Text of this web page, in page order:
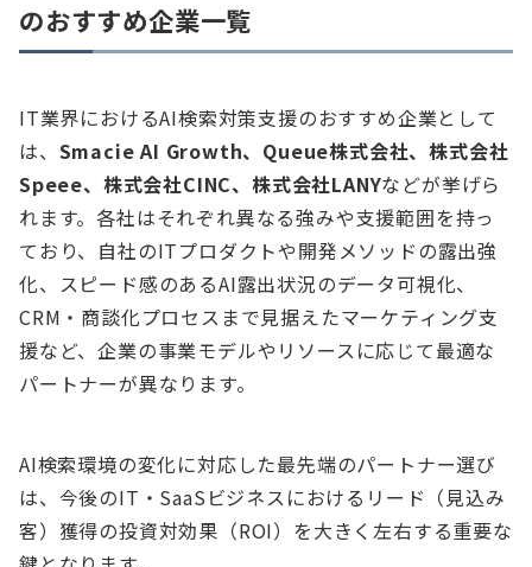
のおすすめ企業一覧
IT業界におけるAI検索対策支援のおすすめ企業として
は、 Smacie AI Growth、Queue株式会社、株式会社
Speee、株式会社CINC、株式会社LANYなどが挙げら
れます。各社はそれぞれ異なる強みや支援範囲を持っ
ており、自社のITプロダクトや開発メソッドの露出強
化、スピード感のあるAI露出状況のデータ可視化、
CRM・商談化プロセスまで見据えたマーケティング支
援など、企業の事業モデルやリソースに応じて最適な
パートナーが異なります。
AI検索環境の変化に対応した最先端のパートナー選び
は、今後のIT・SaaSビジネスにおけるリード（見込み
客）獲得の投資対効果（ROI）を大きく左右する重要な